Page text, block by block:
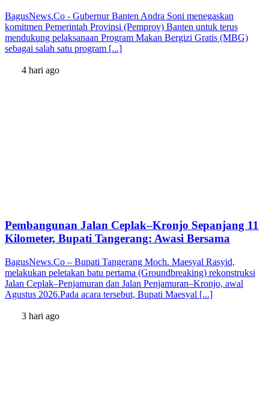
BagusNews.Co - Gubernur Banten Andra Soni menegaskan
komitmen Pemerintah Provinsi (Pemprov) Banten untuk terus
mendukung pelaksanaan Program Makan Bergizi Gratis (MBG)
sebagai salah satu program [...]
4 hari ago
Pembangunan Jalan Ceplak–Kronjo Sepanjang 11
Kilometer, Bupati Tangerang: Awasi Bersama
BagusNews.Co – Bupati Tangerang Moch. Maesyal Rasyid,
melakukan peletakan batu pertama (Groundbreaking) rekonstruksi
Jalan Ceplak–Penjamuran dan Jalan Penjamuran–Kronjo, awal
Agustus 2026.Pada acara tersebut, Bupati Maesyal [...]
3 hari ago